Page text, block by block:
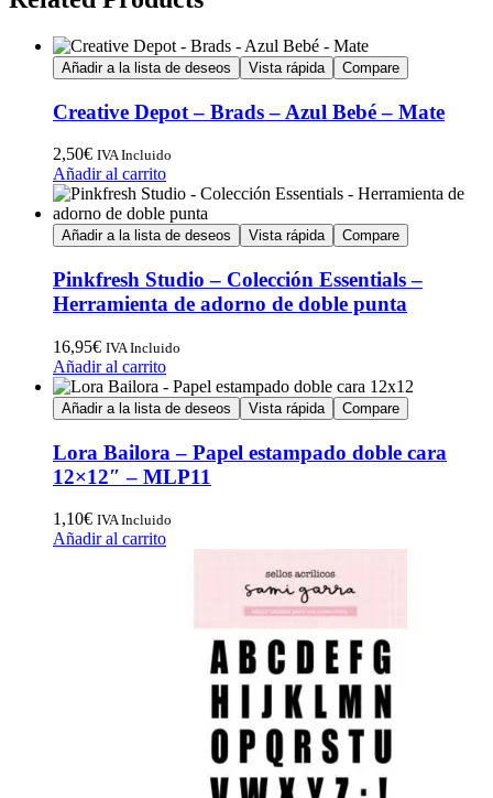
Añadir a la lista de deseos Vista rápida Compare
Creative Depot – Brads – Azul Bebé – Mate
2,50€ IVA Incluido
Añadir al carrito
Añadir a la lista de deseos Vista rápida Compare
Pinkfresh Studio – Colección Essentials –
Herramienta de adorno de doble punta
16,95€ IVA Incluido
Añadir al carrito
Añadir a la lista de deseos Vista rápida Compare
Lora Bailora – Papel estampado doble cara
12×12″ – MLP11
1,10€ IVA Incluido
Añadir al carrito